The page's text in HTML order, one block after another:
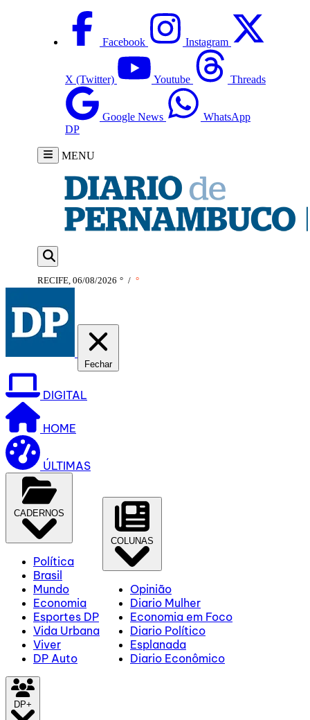
Facebook Instagram
X (Twitter) Youtube Threads
Google News
WhatsApp
DP
MENU
RECIFE, 06/08/2026 ° / °
Fechar
DIGITAL
HOME
ÚLTIMAS
CADERNOS
Política
Brasil
Mundo
Economia
Esportes DP
Vida Urbana
Viver
DP Auto
COLUNAS
Opinião
Diario Mulher
Economia em Foco
Diario Político
Esplanada
Diario Econômico
DP+